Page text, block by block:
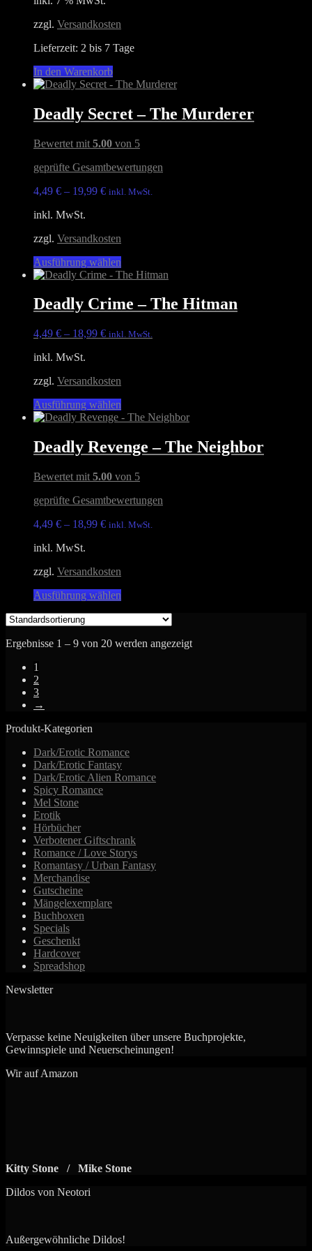
zzgl. Versandkosten
Lieferzeit: 2 bis 7 Tage
In den Warenkorb
Deadly Secret – The Murderer
Bewertet mit 5.00 von 5
geprüfte Gesamtbewertungen
4,49 € – 19,99 € inkl. MwSt.
inkl. MwSt.
zzgl. Versandkosten
Ausführung wählen
Produkt
mehrere
Varianten
Die
der
Produktseite
gewählt
werden
Deadly Crime – The Hitman
4,49 € – 18,99 € inkl. MwSt.
inkl. MwSt.
zzgl. Versandkosten
Ausführung wählen
Produkt
mehrere
Varianten
Die
können
der
Deadly Revenge – The Neighbor
Bewertet mit 5.00 von 5
geprüfte Gesamtbewertungen
4,49 € – 18,99 € inkl. MwSt.
inkl. MwSt.
zzgl. Versandkosten
Ausführung wählen
Varianten
werden
Ergebnisse 1 – 9 von 20 werden angezeigt
1
2
3
→
Produkt-Kategorien
Dark/Erotic Romance
Dark/Erotic Fantasy
Dark/Erotic Alien Romance
Spicy Romance
Mel Stone
Erotik
Hörbücher
Verbotener Giftschrank
Romance / Love Storys
Romantasy / Urban Fantasy
Merchandise
Gutscheine
Mängelexemplare
Buchboxen
Specials
Geschenkt
Hardcover
Spreadshop
Newsletter
Verpasse keine Neuigkeiten über unsere Buchprojekte,
Gewinnspiele und Neuerscheinungen!
Wir auf Amazon
Kitty Stone / Mike Stone
Dildos von Neotori
Außergewöhnliche Dildos!